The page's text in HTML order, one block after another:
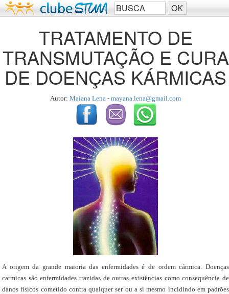
TRATAMENTO DE
TRANSMUTAÇÃO E CURA
DE DOENÇAS KÁRMICAS
Autor: Maiana Lena - mayana.lena@gmail.com
A origem da grande maioria das enfermidades é de ordem cármica. Doenças
carmicas são enfermidades trazidas de outras existências como consequência de
danos físicos cometido contra qualquer ser ou a si mesmo incidindo em padrões